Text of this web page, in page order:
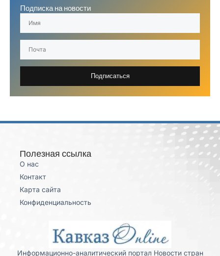
Подписка на новости
Подписаться
Полезная ссылка
О нас
Контакт
Карта сайта
Конфиденциальность
Информационно-аналитический портал Новости стран